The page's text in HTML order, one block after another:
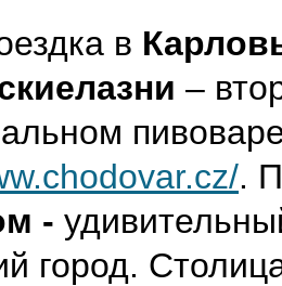
в
–
.
-
город.